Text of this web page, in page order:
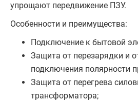
упрощают передвижение ПЗУ.
Особенности и преимущества:
Подключение к бытовой
Защита от перезарядки и
подключения полярности
Защита от перегрева
трансформатора;